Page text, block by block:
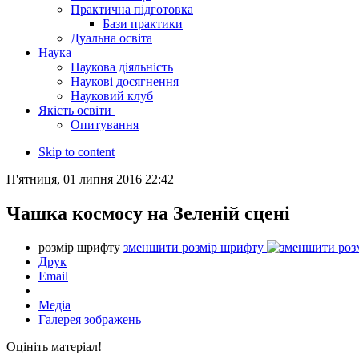
Практична підготовка
Бази практики
Дуальна освіта
Наука
Наукова діяльність
Наукові досягнення
Науковий клуб
Якість освіти
Опитування
Skip to content
П'ятниця, 01 липня 2016 22:42
Чашка космосу на Зеленій сцені
розмір шрифту зменшити розмір шрифту
Друк
Email
Медіа
Галерея зображень
Оцініть матеріал!